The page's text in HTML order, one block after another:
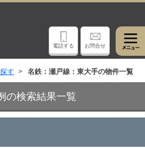
電話する お問合せ
す 名鉄：瀬戸線：東大手の物件一覧
の検索結果一覧